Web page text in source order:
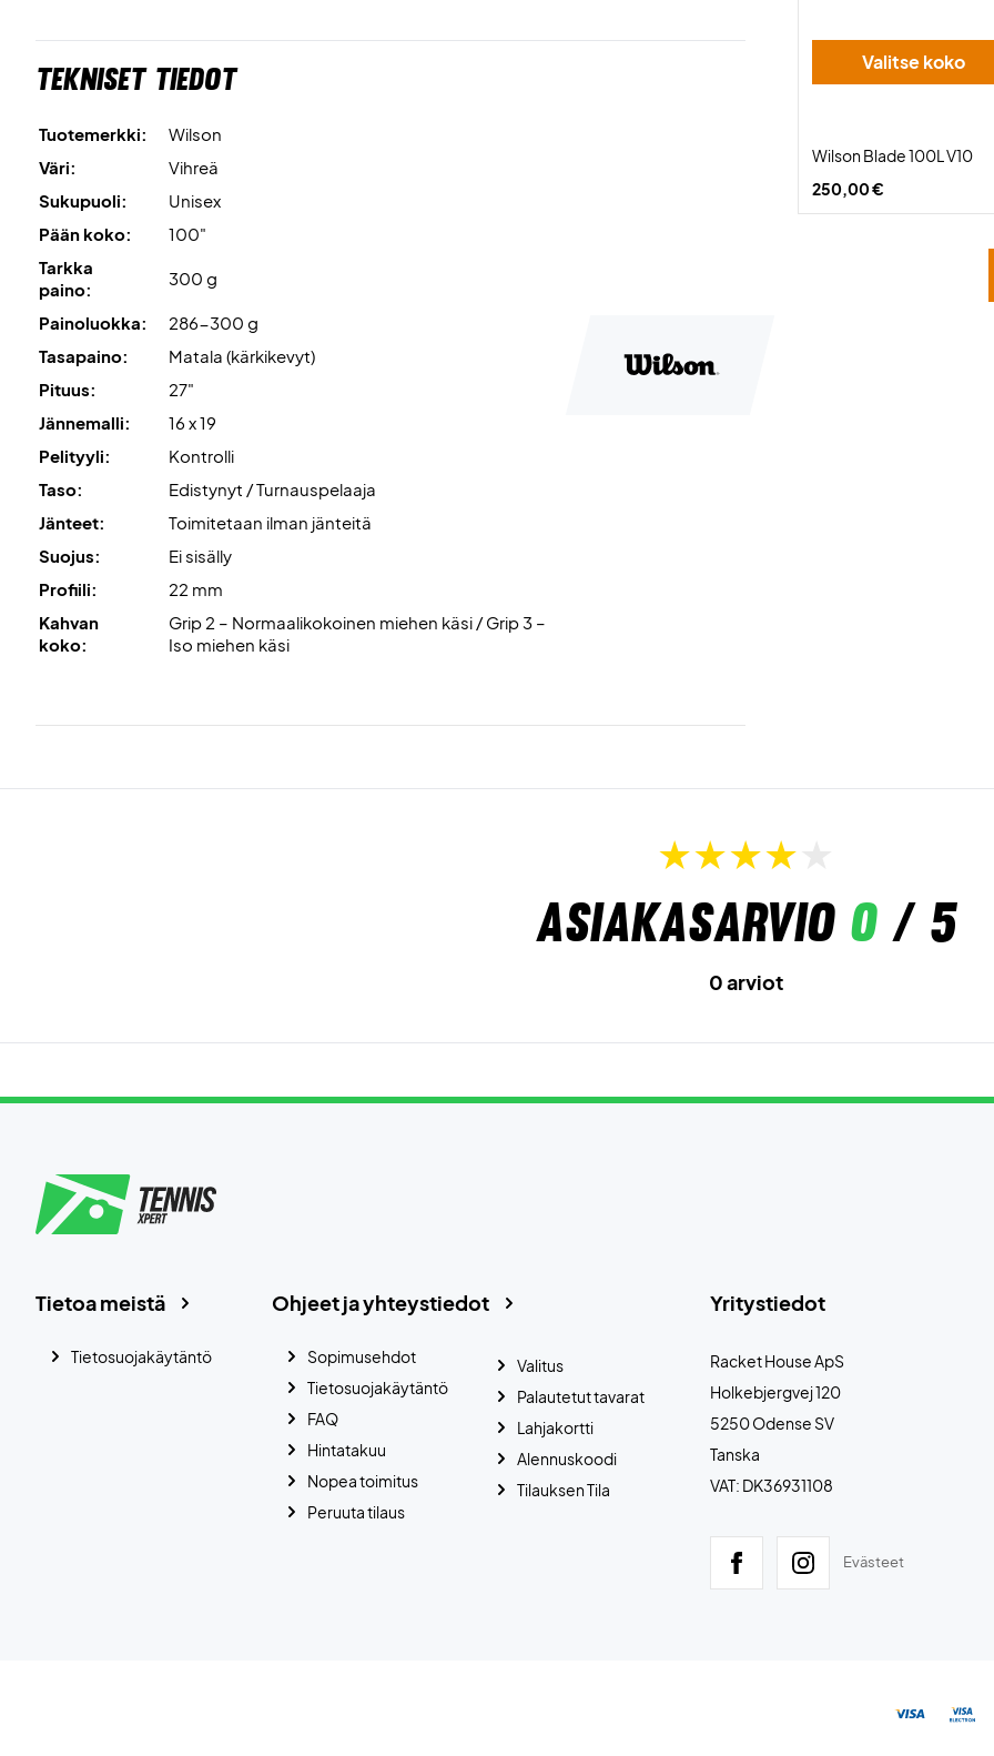
Tekniset tiedot
Tuotemerkki:
Wilson
Väri:
Vihreä
Sukupuoli:
Unisex
Pään koko:
100"
Tarkka
paino:
300 g
Painoluokka:
286-300 g
Tasapaino:
Matala (kärkikevyt)
Pituus:
27"
Jännemalli:
16 x 19
Pelityyli:
Kontrolli
Taso:
Edistynyt / Turnauspelaaja
Jänteet:
Toimitetaan ilman jänteitä
Suojus:
Ei sisälly
Profiili:
22 mm
Kahvan
koko:
Grip 2 – Normaalikokoinen miehen käsi / Grip 3 –
Iso miehen käsi
Valitse koko
Wilson Blade 100L V10
250,00 €
Asiakasarvio 0/ 5
0 arviot
Yritystiedot
Racket House ApS
Holkebjergvej 120
5250 Odense SV
Tanska
VAT: DK36931108
Evästeet
Ohjeet ja yhteystiedot
Sopimusehdot
Tietosuojakäytäntö
FAQ
Hintatakuu
Nopea toimitus
Peruuta tilaus
Valitus
Palautetut tavarat
Lahjakortti
Alennuskoodi
Tilauksen Tila
Tietoa meistä
Tietosuojakäytäntö